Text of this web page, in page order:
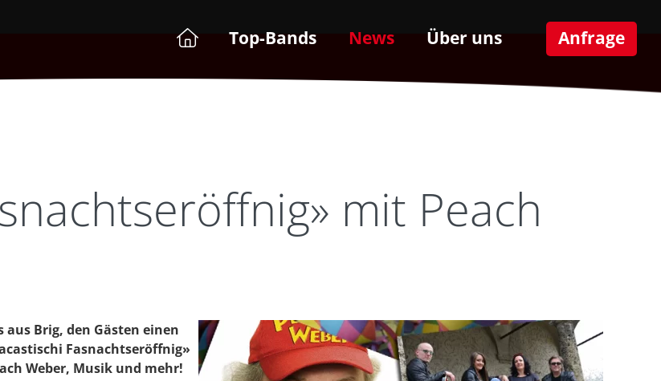
Top-Bands News Über uns Anfrage
mit Peach
aus Brig, den Gästen einen
Fasnachtseröffnig»
Weber, Musik und mehr!